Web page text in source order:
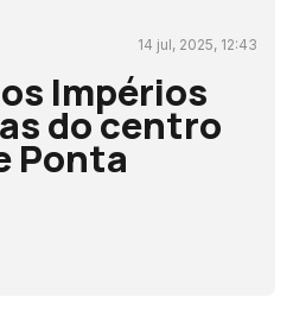
14 jul, 2025, 12:43
Impérios
do centro
Ponta